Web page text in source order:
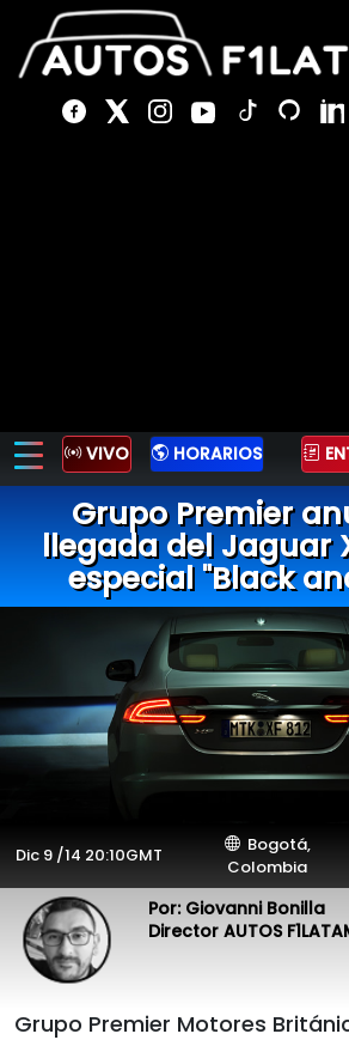
VIVO HORARIOS
Grupo Premier
llegada del Jaguar
especial "Black
Dic 9 /14 20:10GMT
Bogotá,
Colombia
Por: Giovanni Bonilla
Director AUTOS
Grupo Premier Motores